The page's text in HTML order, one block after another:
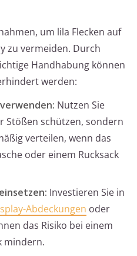
um lila Flecken auf
zu vermeiden. Durch
Handhabung können
werden:
Nutzen Sie
Stößen schützen, sondern
verteilen, wenn das
oder einem Rucksack
Investieren Sie in
Abdeckungen oder
das Risiko bei einem
mindern.